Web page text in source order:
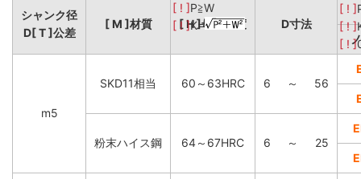
[ ! ]P≧W
[ ! ]K=
[ ! ]
[ ! ]
[ ! ]
シャンク径
D[ T ]公差
[ M ]材質 [ H ]母材硬度
D寸法
m5
SKD11相当 60～63HRC 6 ～ 56
粉末ハイス鋼 64～67HRC 6 ～ 25